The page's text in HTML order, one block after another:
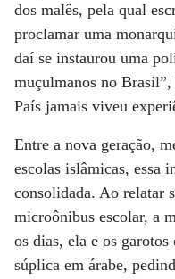
dos malês, pela qual
proclamar uma
daí se instaurou uma
muçulmanos no
País jamais viveu
Entre a nova geração,
escolas islâmicas, essa
consolidada. Ao relatar
microônibus escolar, a
os dias, ela e os
súplica em árabe,